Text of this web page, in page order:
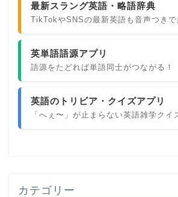
最新スラング英語・略語辞典
TikTokやSNSの最新英語も音声つき
英単語語源アプリ
語源をたどれば単語同士がつながる！
英語のトリビア・クイズアプリ
「へぇ〜」が止まらない英語雑学ク
カテゴリー